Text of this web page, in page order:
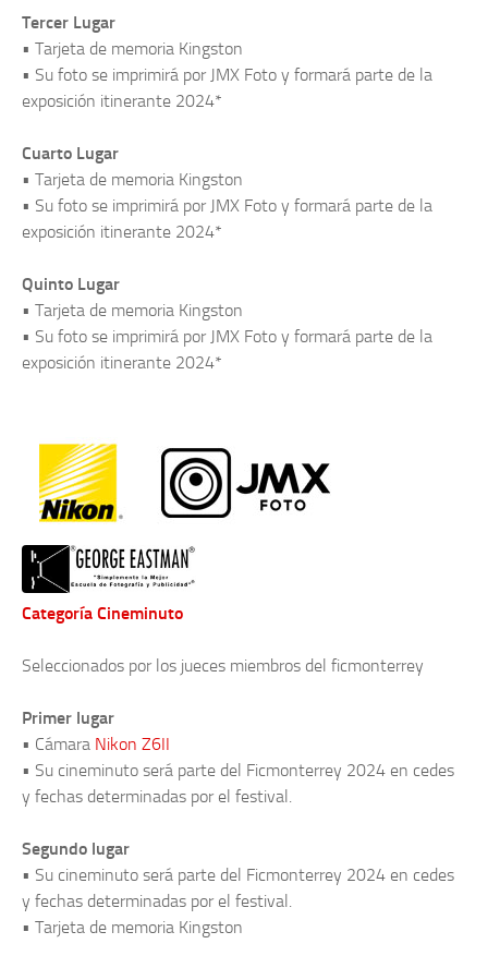
Tercer Lugar
• Tarjeta de memoria Kingston
• Su foto se imprimirá por JMX Foto y formará parte de la
exposición itinerante 2024*
Cuarto Lugar
• Tarjeta de memoria Kingston
• Su foto se imprimirá por JMX Foto y formará parte de la
exposición itinerante 2024*
Quinto Lugar
• Tarjeta de memoria Kingston
• Su foto se imprimirá por JMX Foto y formará parte de la
exposición itinerante 2024*
Categoría Cineminuto
Seleccionados por los jueces miembros del ficmonterrey
Primer lugar
• Cámara Nikon Z6II
• Su cineminuto será parte del Ficmonterrey 2024 en cedes
y fechas determinadas por el festival.
Segundo lugar
• Su cineminuto será parte del Ficmonterrey 2024 en cedes
y fechas determinadas por el festival.
• Tarjeta de memoria Kingston